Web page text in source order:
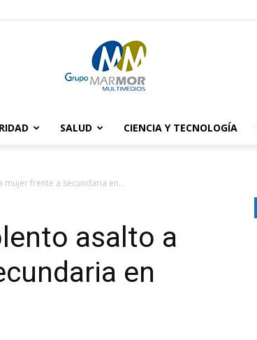
Marmor
SALUD CIENCIA Y TECNOLOGÍA
mujer frente a secundaria en...
asalto a
en